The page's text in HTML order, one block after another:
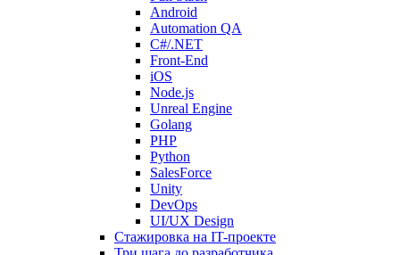
Android
Automation QA
C#/.NET
Front-End
iOS
Node.js
Unreal Engine
Golang
PHP
Python
SalesForce
Unity
DevOps
UI/UX Design
Стажировка на IT-проекте